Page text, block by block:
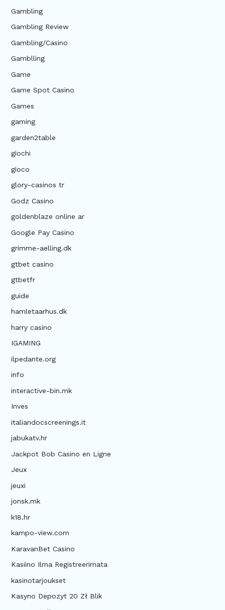
Gambling
Gambling Review
Gambling/Casino
Gamblling
Game
Game Spot Casino
Games
gaming
garden2table
giochi
gioco
glory-casinos tr
Godz Casino
goldenblaze online ar
Google Pay Casino
grimme-aelling.dk
gtbet casino
gtbetfr
guide
hamletaarhus.dk
harry casino
IGAMING
ilpedante.org
info
interactive-bin.mk
Inves
italiandocscreenings.it
jabukatv.hr
Jackpot Bob Casino en Ligne
Jeux
jeuxi
jonsk.mk
k18.hr
kampo-view.com
KaravanBet Casino
Kasiino Ilma Registreerimata
kasinotarjoukset
Kasyno Depozyt 20 Zł Blik